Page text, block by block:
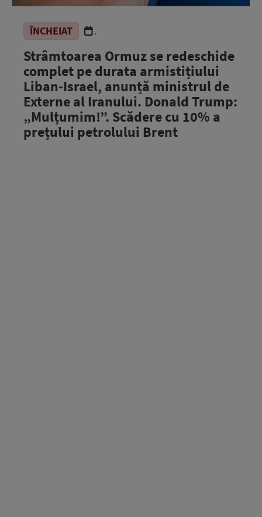
ÎNCHEIAT .
Strâmtoarea Ormuz se redeschide
complet pe durata armistițiului
Liban-Israel, anunță ministrul de
Externe al Iranului. Donald Trump:
„Mulțumim!”. Scădere cu 10% a
prețului petrolului Brent